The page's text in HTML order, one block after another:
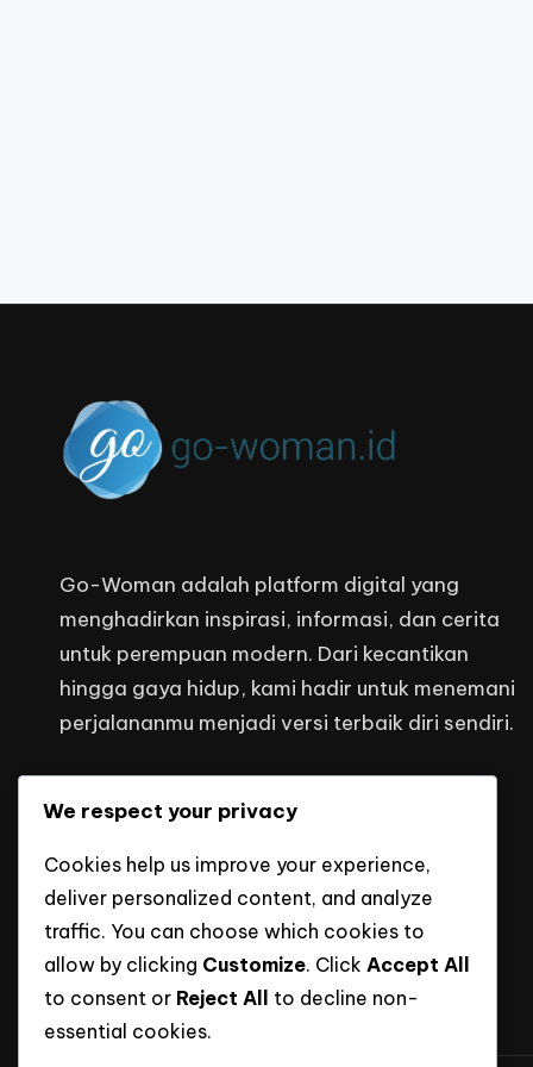
Go-Woman adalah platform digital yang
menghadirkan inspirasi, informasi, dan cerita
untuk perempuan modern. Dari kecantikan
hingga gaya hidup, kami hadir untuk menemani
perjalananmu menjadi versi terbaik diri sendiri.
Kontak Kami
headquarters@mediaputraindonesi
We respect your privacy
Cookies help us improve your experience,
deliver personalized content, and analyze
traffic. You can choose which cookies to
allow by clicking Customize. Click Accept All
to consent or Reject All
to decline non-
essential cookies.